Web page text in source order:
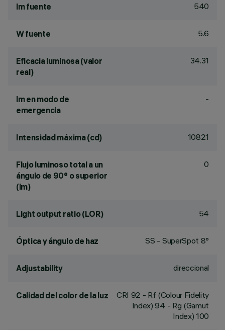
lm fuente 540
W fuente 5.6
Eficacia luminosa (valor
real)
34.31
lm en modo de
emergencia
-
Intensidad máxima (cd) 10821
Flujo luminoso total a un
ángulo de 90° o superior
(lm)
0
Light output ratio (LOR) 54
Óptica y ángulo de haz SS - SuperSpot 8°
Adjustability direccional
Calidad del color de la luz CRI 92 - Rf (Colour Fidelity
Index) 94 - Rg (Gamut
Index) 100